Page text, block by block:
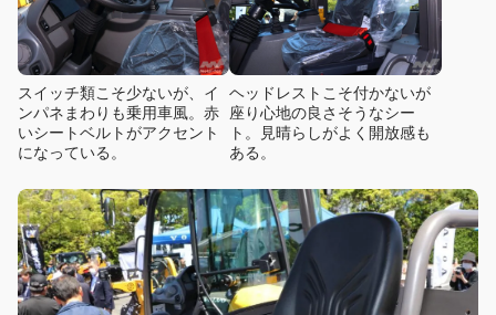
スイッチ類こそ少ないが、イ
ンパネまわりも乗用車風。赤
いシートベルトがアクセント
になっている。
ヘッドレストこそ付かないが
座り心地の良さそうなシー
ト。見晴らしがよく開放感も
ある。